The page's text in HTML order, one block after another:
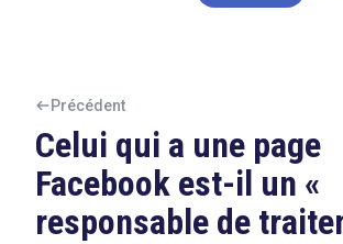
Tout sur le RGPD
Précédent
Celui qui a une page
Facebook est-il un «
responsable de